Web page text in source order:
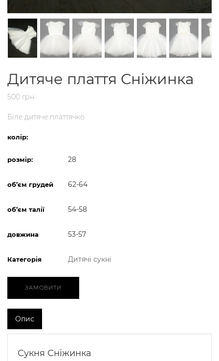
Дитяче плаття Сніжинка
500 грн
Біле дитяче платтячко
колір:
розмір: 28
об’єм грудей 62-64
об’єм талії 54-58
довжина 53-57
Категорія Дитячі сукні
ЗАМОВИТИ
Опис
Сукня Сніжинка